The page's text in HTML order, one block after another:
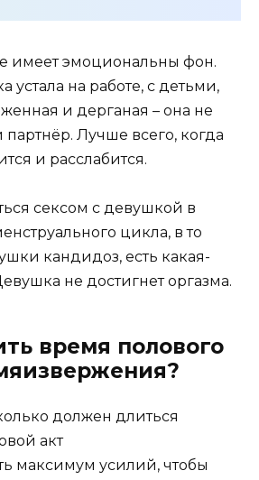
имеет эмоциональны фон.
устала на работе, с детьми,
и дерганая – она не
Лучше всего, когда
и расслабится.
сексом с девушкой в
цикла, в то
кандидоз, есть какая-
не достигнет оргазма.
время полового
максимум усилий, чтобы